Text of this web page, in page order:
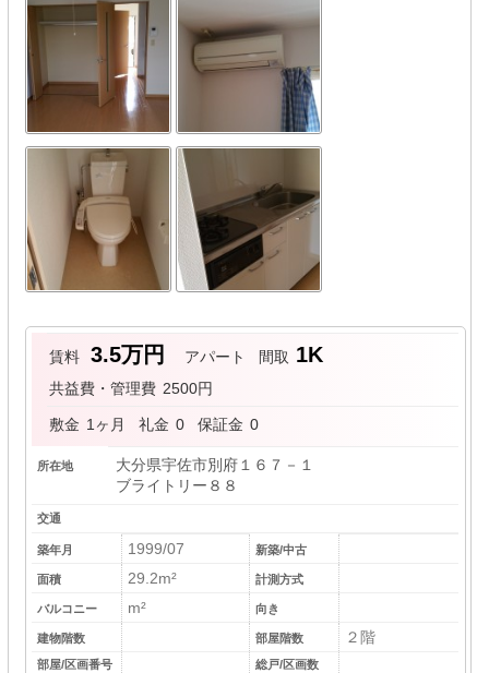
賃料 3.5万円 アパート 間取 1K
共益費・管理費 2500円
敷金 1ヶ月 礼金 0 保証金 0
所在地
大分県宇佐市別府１６７－１
ブライトリー８８
交通
築年月 1999/07 新築/中古
面積 29.2m² 計測方式
バルコニー m² 向き
建物階数 部屋階数 ２階
部屋/区画番号 総戸/区画数